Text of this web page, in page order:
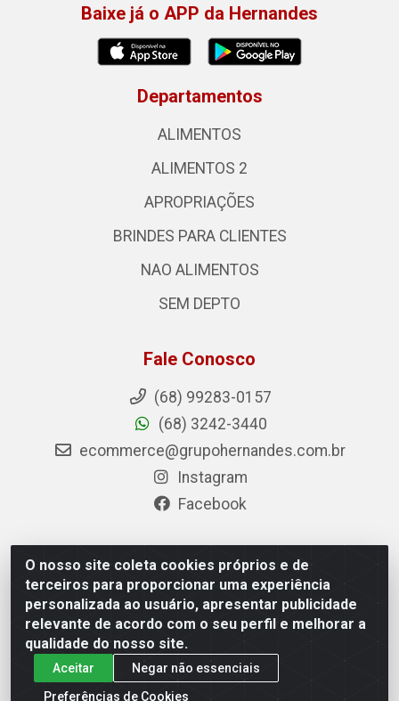
O nosso site coleta cookies próprios e de
terceiros para proporcionar uma experiência
personalizada ao usuário, apresentar publicidade
relevante de acordo com o seu perfil e melhorar a
qualidade do nosso site.
Aceitar
Negar não essenciais
Preferências de Cookies
Baixe já o APP da Hernandes
Departamentos
ALIMENTOS
ALIMENTOS 2
APROPRIAÇÕES
BRINDES PARA CLIENTES
NAO ALIMENTOS
SEM DEPTO
Fale Conosco
(68) 99283-0157
(68) 3242-3440
ecommerce@grupohernandes.com.br
Instagram
Facebook
Hernandes - Atacado e Distribuições - Rodovia
Transacreana, 2155 - Floresta Sul, Rio Branco/AC - CEP
69.912-290 - CNPJ 12.996.556/0001-69